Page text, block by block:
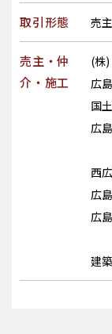
取引形態 売主
売主・仲
介・施工
(株
広
国
広
西
広
広
建